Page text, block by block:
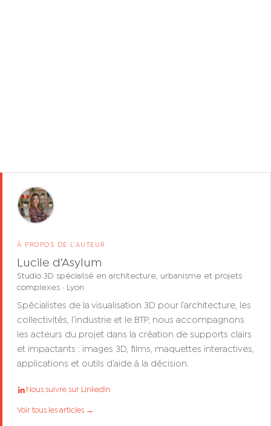
À PROPOS DE L'AUTEUR
Lucile d’Asylum
Studio 3D spécialisé en architecture, urbanisme et projets
complexes · Lyon
Spécialistes de la visualisation 3D pour l’architecture, les
collectivités, l’industrie et le BTP, nous accompagnons
les acteurs du projet dans la création de supports clairs
et impactants : images 3D, films, maquettes interactives,
applications et outils d’aide à la décision.
Nous suivre sur LinkedIn
Voir tous les articles →